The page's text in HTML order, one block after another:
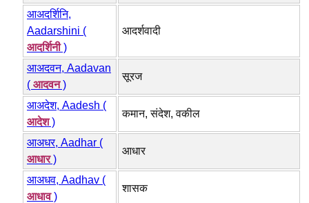
आअदर्शिनि,
Aadarshini (
आदर्शिनी)
आदर्शवादी
आअदवन, Aadavan
( आदवन)
सूरज
आअदेश, Aadesh (
आदेश)
कमान, संदेश, वकील
आअधर, Aadhar (
आधार)
आधार
आअधव, Aadhav (
आधाव)
शासक